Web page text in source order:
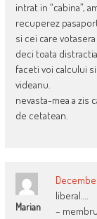
intrat in “cabina”,
recuperez
si cei care
deci toata
faceti voi calcului
videanu.
nevasta-mea a zis
de cetatean.
Marian
liberal….
–